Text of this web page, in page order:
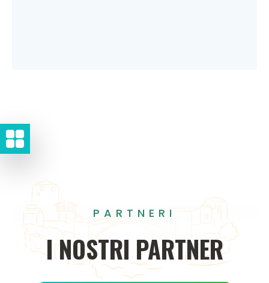
PARTNERI
INOSTRI PARTNER